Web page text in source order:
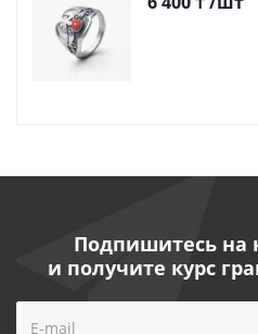
Подпишитесь на
и получите курс